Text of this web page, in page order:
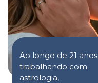
Ao longo de 21 anos
trabalhando com
astrologia,